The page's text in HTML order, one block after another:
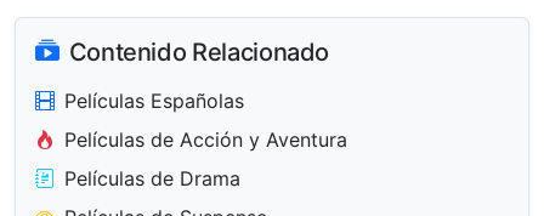
Contenido Relacionado
Películas Españolas
Películas de Acción y Aventura
Películas de Drama